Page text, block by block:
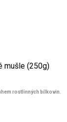
mušle (250g)
rostlinných bílkovin.